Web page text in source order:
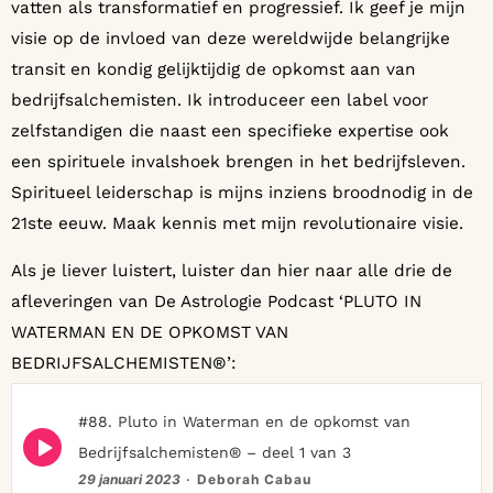
vatten als transformatief en progressief. Ik geef je mijn
visie op de invloed van deze wereldwijde belangrijke
transit en kondig gelijktijdig de opkomst aan van
bedrijfsalchemisten. Ik introduceer een label voor
zelfstandigen die naast een specifieke expertise ook
een spirituele invalshoek brengen in het bedrijfsleven.
Spiritueel leiderschap is mijns inziens broodnodig in de
21ste eeuw. Maak kennis met mijn revolutionaire visie.
Als je liever luistert, luister dan hier naar alle drie de
afleveringen van De Astrologie Podcast ‘PLUTO IN
WATERMAN EN DE OPKOMST VAN
BEDRIJFSALCHEMISTEN®’:
Episode
play
#88. Pluto in Waterman en de opkomst van
Bedrijfsalchemisten® – deel 1 van 3
29 januari 2023 Deborah Cabau